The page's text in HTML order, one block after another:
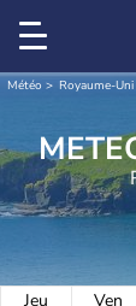
Météo Royaume-Uni
Jeu
Ven